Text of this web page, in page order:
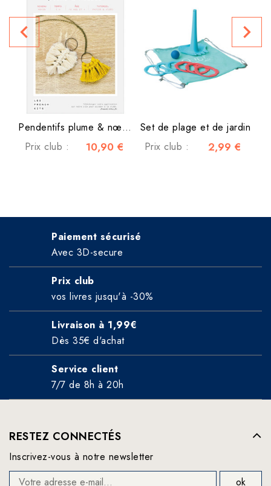
Pendentifs plume & nœuds
Prix club :
10,90 €
Set de plage et de jardin
Prix club :
2,99 €
navigate_before navigate_next
Paiement sécurisé
Avec 3D-secure
Prix club
vos livres jusqu'à -30%
Livraison à 1,99€
Dès 35€ d'achat
Service client
7/7 de 8h à 20h
RESTEZ CONNECTÉS
Inscrivez-vous à notre newsletter